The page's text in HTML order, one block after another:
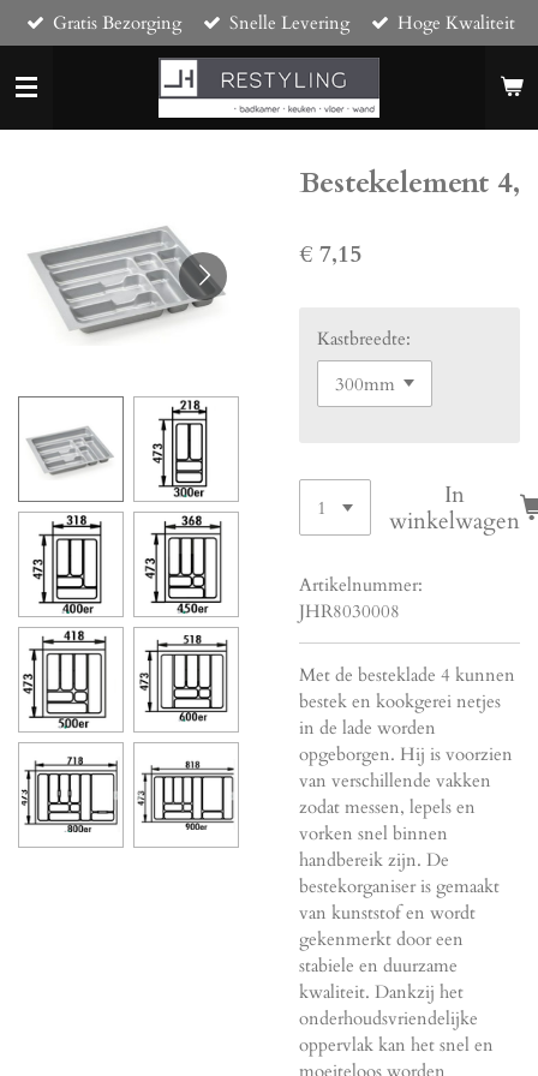
Ga
direct
naar
de
hoofdinhoud
Gratis Bezorging Snelle Levering Hoge Kwaliteit
Bestekelement 4,
€ 7,15
Kastbreedte:
In
winkelwagen
Artikelnummer:
JHR8030008
Met de besteklade 4 kunnen
bestek en kookgerei netjes
in de lade worden
opgeborgen. Hij is voorzien
van verschillende vakken
zodat messen, lepels en
vorken snel binnen
handbereik zijn. De
bestekorganiser is gemaakt
van kunststof en wordt
gekenmerkt door een
stabiele en duurzame
kwaliteit. Dankzij het
onderhoudsvriendelijke
oppervlak kan het snel en